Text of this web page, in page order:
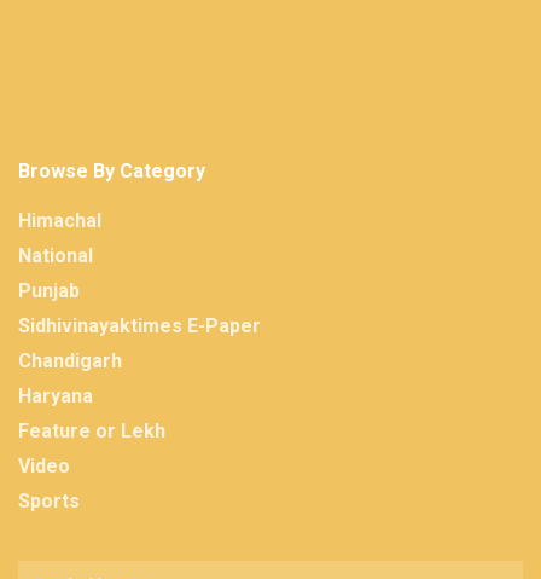
Browse By Category
Himachal
National
Punjab
Sidhivinayaktimes E-Paper
Chandigarh
Haryana
Feature or Lekh
Video
Sports